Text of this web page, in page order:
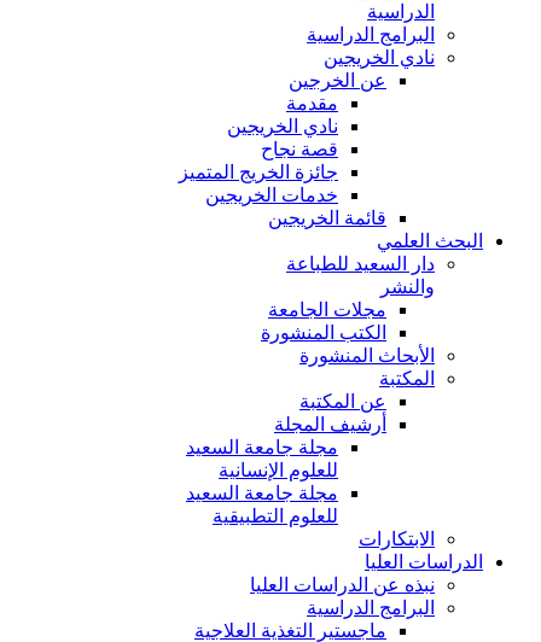
الدراسية
البرامج الدراسية
نادي الخريجين
عن الخرجين
مقدمة
نادي الخريجين
قصة نجاح
جائزة الخريج المتميز
خدمات الخريجين
قائمة الخريجين
البحث العلمي
دار السعيد للطباعة
والنشر
مجلات الجامعة
الكتب المنشورة
الأبحاث المنشورة
المكتبة
عن المكتبة
أرشيف المجلة
مجلة جامعة السعيد
للعلوم الإنسانية
مجلة جامعة السعيد
للعلوم التطبيقية
الابتكارات
الدراسات العليا
نبذه عن الدراسات العليا
البرامج الدراسية
ماجستير التغذية العلاجية